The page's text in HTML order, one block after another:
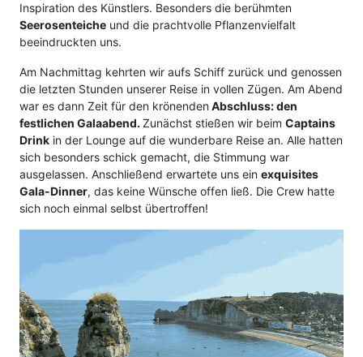
Inspiration des Künstlers. Besonders die berühmten
Seerosenteiche und die prachtvolle Pflanzenvielfalt
beeindruckten uns.
Am Nachmittag kehrten wir aufs Schiff zurück und genossen
die letzten Stunden unserer Reise in vollen Zügen. Am Abend
war es dann Zeit für den krönendenAbschluss: den
festlichen Galaabend. Zunächst stießen wir beim Captains
Drink in der Lounge auf die wunderbare Reise an. Alle hatten
sich besonders schick gemacht, die Stimmung war
ausgelassen. Anschließend erwartete uns ein exquisites
Gala-Dinner, das keine Wünsche offen ließ. Die Crew hatte
sich noch einmal selbst übertroffen!